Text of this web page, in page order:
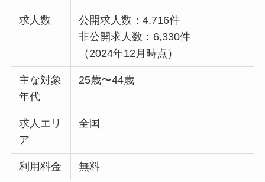
求人数
公開求人数：4,716件
非公開求人数：6,330件
（2024年12月時点）
主な対象
年代
25歳〜44歳
求人エリ
ア
全国
利用料金 無料